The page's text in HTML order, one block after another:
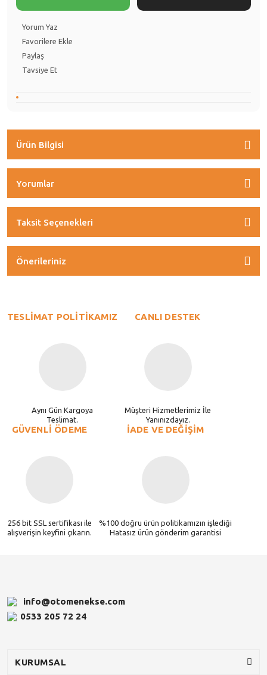
Yorum Yaz
Paylaş
Tavsiye Et
Ürün Bilgisi
Yorumlar
Taksit Seçenekleri
Önerileriniz
TESLİMAT POLİTİKAMIZ
Aynı Gün Kargoya
Teslimat.
CANLI DESTEK
Müşteri Hizmetlerimiz İle
Yanınızdayız.
GÜVENLİ ÖDEME
256 bit SSL sertifikası ile
alışverişin keyfini çıkarın.
İADE VE DEĞİŞİM
%100 doğru ürün politikamızın işlediği
Hatasız ürün gönderim garantisi
info@otomenekse.com
0533 205 72 24
KURUMSAL